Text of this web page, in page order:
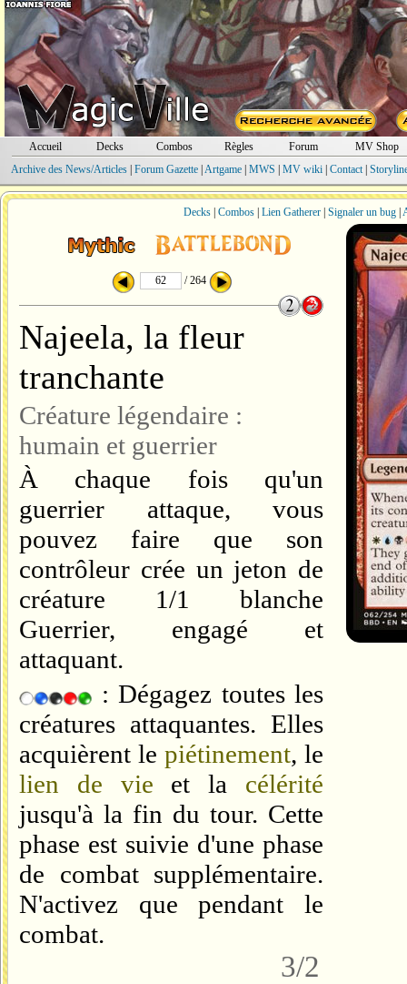
Accueil Decks Combos Règles Forum
MV Shop
Archive des News/Articles| Forum Gazette| Artgame| MWS MV wiki| Contact|
Decks Combos Lien Gatherer Signaler un bug
/ 264
Najeela, la fleur
tranchante
Créature légendaire :
humain et guerrier
À chaque fois qu'un
guerrier attaque, vous
pouvez faire que son
contrôleur crée un jeton de
créature 1/1 blanche
Guerrier, engagé et
attaquant.
: Dégagez toutes les
créatures attaquantes. Elles
acquièrent le piétinement, le
lien de vie et la célérité
jusqu'à la fin du tour. Cette
phase est suivie d'une phase
de combat supplémentaire.
N'activez que pendant le
combat.
3/2